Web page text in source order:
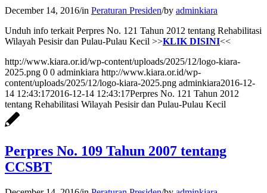
December 14, 2016/in Peraturan Presiden/by adminkiara
Unduh info terkait Perpres No. 121 Tahun 2012 tentang Rehabilitasi
Wilayah Pesisir dan Pulau-Pulau Kecil >>KLIK DISINI<<
http://www.kiara.or.id/wp-content/uploads/2025/12/logo-kiara-
2025.png 0 0 adminkiara http://www.kiara.or.id/wp-
content/uploads/2025/12/logo-kiara-2025.png adminkiara2016-12-
14 12:43:172016-12-14 12:43:17Perpres No. 121 Tahun 2012
tentang Rehabilitasi Wilayah Pesisir dan Pulau-Pulau Kecil
Perpres No. 109 Tahun 2007 tentang
CCSBT